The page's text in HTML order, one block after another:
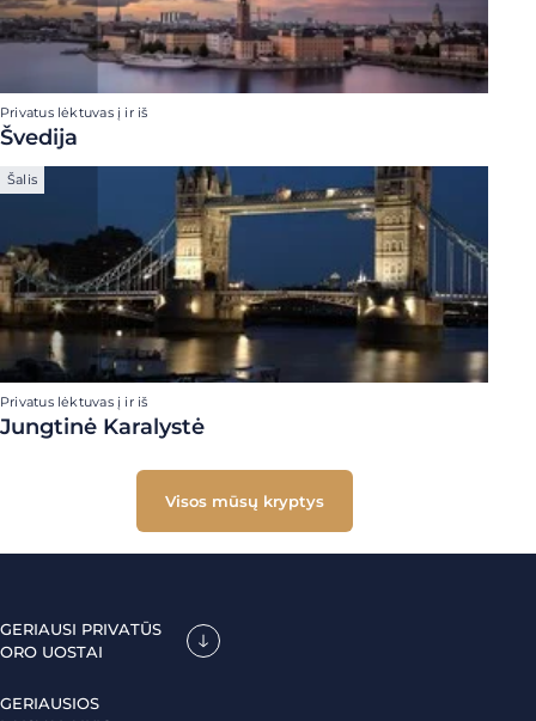
Privatus lėktuvas į ir iš
Švedija
Šalis
Privatus lėktuvas į ir iš
Jungtinė Karalystė
Visos mūsų kryptys
GERIAUSI PRIVATŪS
ORO UOSTAI
GERIAUSIOS